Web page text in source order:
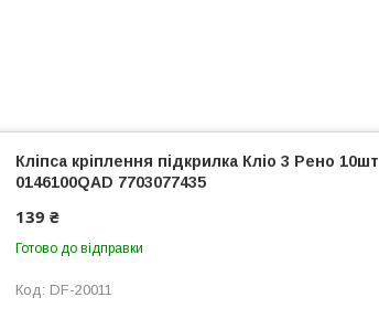
Кліпса кріплення підкрилка Кліо 3 Рено 10шт
0146100QAD 7703077435
139 ₴
Готово до відправки
DF-20011